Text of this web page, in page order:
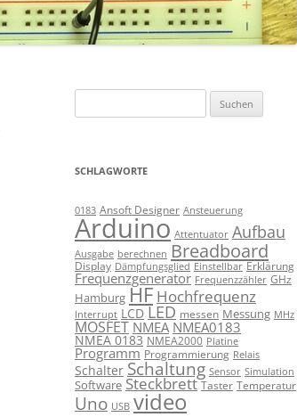
nach:
SCHLAGWORTE
0183 Ansoft Designer Ansteuerung
Arduino Attentuator Aufbau
Ausgabe berechnen Breadboard
Display Dämpfungsglied Einstellbar Erklärung
Frequenzgenerator Frequenzzähler GHz
Hamburg HF Hochfrequenz
Interrupt LCD LED messen Messung MHz
MOSFET NMEA NMEA0183
NMEA 0183 NMEA2000 Platine
Programm Programmierung Relais
Schalter Schaltung Sensor Simulation
Software Steckbrett Taster Temperatur
Uno USB video